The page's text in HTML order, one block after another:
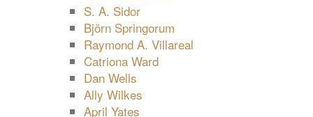
S. A. Sidor
Björn Springorum
Raymond A. Villareal
Catriona Ward
Dan Wells
Ally Wilkes
April Yates